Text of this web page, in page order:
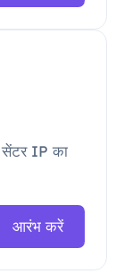
सेंटर IP का
आरंभ करें